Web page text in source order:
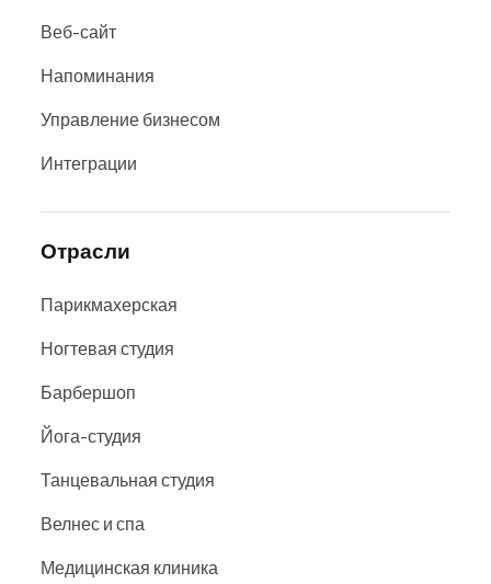
Веб-сайт
Напоминания
Управление бизнесом
Интеграции
Отрасли
Парикмахерская
Ногтевая студия
Барбершоп
Йога-студия
Танцевальная студия
Велнес и спа
Медицинская клиника